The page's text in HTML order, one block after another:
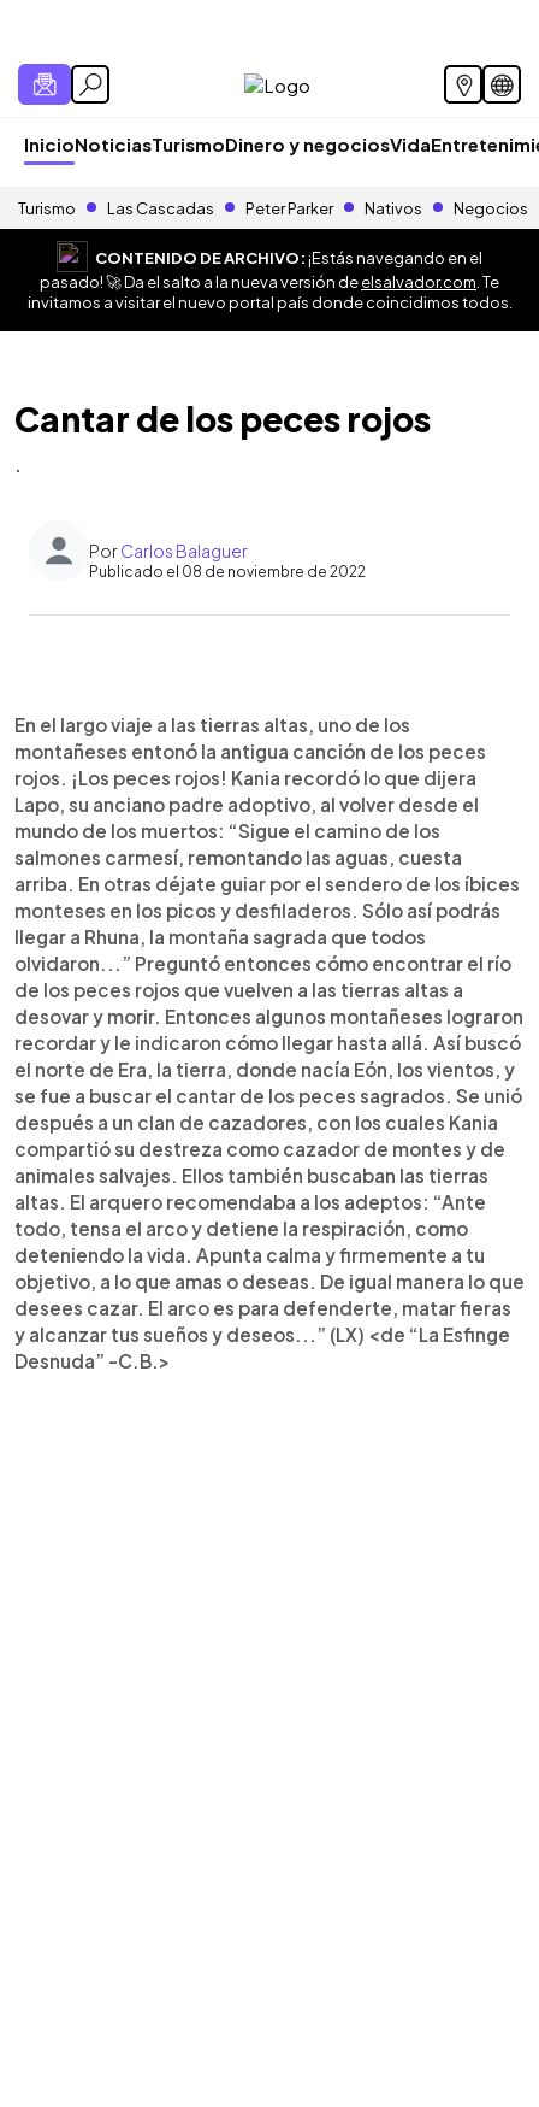
InicioNoticiasTurismoDinero y negociosVida
Turismo Las Cascadas Peter Parker Nativos Negocios
CONTENIDO DE ARCHIVO:¡Estás navegando en el
pasado! 🚀 Da el salto a la nueva versión deelsalvador.com . Te
invitamos a visitar el nuevo portal país donde coincidimos todos.
Cantar de los peces rojos
.
PorCarlos Balaguer
Publicado el 08 de noviembre de 2022
Escuchar artículo
En el largo viaje a las tierras altas, uno de los
montañeses entonó la antigua canción de los peces
rojos. ¡Los peces rojos! Kania recordó lo que dijera
Lapo, su anciano padre adoptivo, al volver desde el
mundo de los muertos: “Sigue el camino de los
salmones carmesí, remontando las aguas, cuesta
arriba. En otras déjate guiar por el sendero de los íbices
monteses en los picos y desfiladeros. Sólo así podrás
llegar a Rhuna, la montaña sagrada que todos
olvidaron...” Preguntó entonces cómo encontrar el río
de los peces rojos que vuelven a las tierras altas a
desovar y morir. Entonces algunos montañeses lograron
recordar y le indicaron cómo llegar hasta allá. Así buscó
el norte de Era, la tierra, donde nacía Eón, los vientos, y
se fue a buscar el cantar de los peces sagrados. Se unió
después a un clan de cazadores, con los cuales Kania
compartió su destreza como cazador de montes y de
animales salvajes. Ellos también buscaban las tierras
altas. El arquero recomendaba a los adeptos: “Ante
todo, tensa el arco y detiene la respiración, como
deteniendo la vida. Apunta calma y firmemente a tu
objetivo, a lo que amas o deseas. De igual manera lo que
desees cazar. El arco es para defenderte, matar fieras
y alcanzar tus sueños y deseos...” (LX) <de “La Esfinge
Desnuda” -C.B.>